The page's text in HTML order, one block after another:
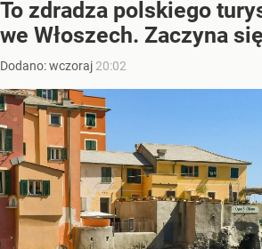
To zdradza polskiego
we Włoszech. Zaczyna
Dodano:wczoraj 20:02